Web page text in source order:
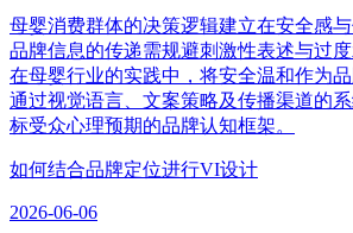
母婴消费群体的决策逻辑建立在安全感
品牌信息的传递需规避刺激性表述与过
在母婴行业的实践中，将安全温和作为
通过视觉语言、文案策略及传播渠道的
标受众心理预期的品牌认知框架。
如何结合品牌定位进行VI设计
2026-06-06